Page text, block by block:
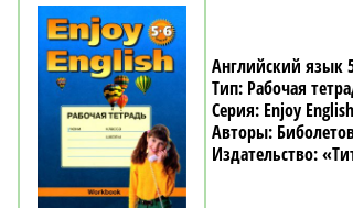
Английский язык
Рабочая
Enjoy English